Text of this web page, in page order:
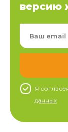
версию
Я
данных